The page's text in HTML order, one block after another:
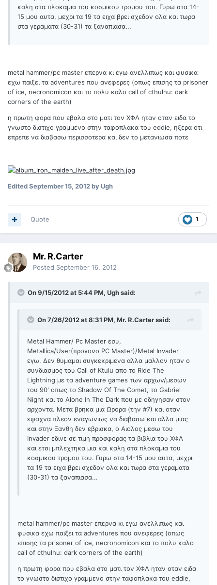
καλη στα πλοκαμια του κοσμικου τρομου του. Γυρω στα 14-
15 μου αυτα, μεχρι τα 19 τα ειχα βρει σχεδον ολα και τωρα
στα γεραματα (30-31) τα ξαναπιασα...
metal hammer/pc master επερνα κι εγω ανελλιπως και φυσικα
εχω παιξει τα adventures που ανεφερες (οπως επισης τα prisoner
of ice, necronomicon και το πολυ καλο call of cthulhu: dark
corners of the earth)
η πρωτη φορα που εβαλα στο ματι τον ΧΦΛ ηταν οταν ειδα το
γνωστο διστιχο γραμμενο στην ταφοπλακα του eddie, ηξερα οτι
επρεπε να διαβασω περισσοτερα και δεν το μετανιωσα ποτε
EditedSeptember 15, 2012by Ugh
1
Quote
Mr. R.Carter
Posted September 16, 2012
On 9/15/2012 at 5:44 PM, Ugh said:
On 7/26/2012 at 8:31 PM, Mr. R.Carter said:
Metal Hammer/ Pc Master εσυ,
Metallica/User(προγονο PC Master)/Μetal Invader
εγω. Δεν θυμαμαι συγκεκριμενα αλλα μαλλον ηταν ο
συνδιασμος του Call of Ktulu απο το Ride The
Lightning με τα adventure games των αρχων/μεσων
του 90' oπως το Shadow Of The Comet, το Gabriel
Night και το Alone In The Dark που με οδηγησαν στον
αρχοντα. Μετα βρηκα μια Ωρορα (την #7) και οταν
εψαχνα πλεον εναγωνιως να διαβασω και αλλα μιας
και στην Ξανθη δεν εβρισκα, ο Αιολος μεσω του
Invader εδινε σε τιμη προσφορας τα βιβλια του ΧΦΛ
και ετσι μπλεχτηκα μια και καλη στα πλοκαμια του
κοσμικου τρομου του. Γυρω στα 14-15 μου αυτα, μεχρι
τα 19 τα ειχα βρει σχεδον ολα και τωρα στα γεραματα
(30-31) τα ξαναπιασα...
metal hammer/pc master επερνα κι εγω ανελλιπως και
φυσικα εχω παιξει τα adventures που ανεφερες (οπως
επισης τα prisoner of ice, necronomicon και το πολυ καλο
call of cthulhu: dark corners of the earth)
η πρωτη φορα που εβαλα στο ματι τον ΧΦΛ ηταν οταν ειδα
το γνωστο διστιχο γραμμενο στην ταφοπλακα του eddie,